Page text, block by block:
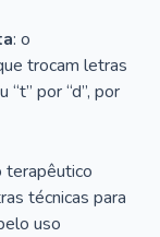
: o
trocam letras
“t” por “d”, por
terapêutico
técnicas para
uso